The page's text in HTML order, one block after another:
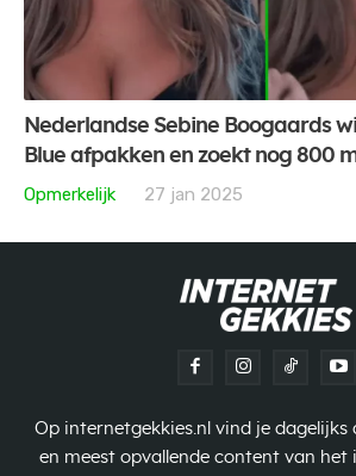
Nederlandse Sebine Boogaards
Blue afpakken en zoekt nog 800
Opmerkelijk
27 jan 2025
Op internetgekkies.nl vind je dagelijks
en meest opvallende content van het